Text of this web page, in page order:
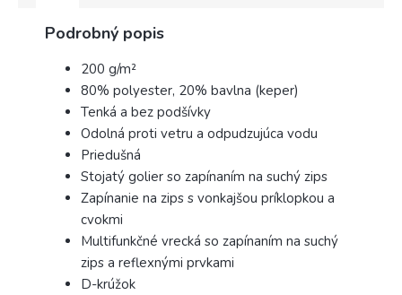
Podrobný popis
200 g/m²
80% polyester, 20% bavlna (keper)
Tenká a bez podšívky
Odolná proti vetru a odpudzujúca vodu
Priedušná
Stojatý golier so zapínaním na suchý zips
Zapínanie na zips s vonkajšou príklopkou a
cvokmi
Multifunkčné vrecká so zapínaním na suchý
zips a reflexnými prvkami
D-krúžok